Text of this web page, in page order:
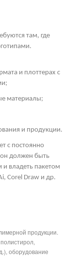
там, где
и плоттерах с
материалы;
и продукции.
с постоянно
должен быть
владеть пакетом
Corel Draw и др.
продукции.
оборудование